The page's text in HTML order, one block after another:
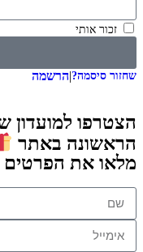
זכור אותי
שחזור סיסמה?|הרשמה
הצטרפו למועדון
הראשונה באתר
מלאו את